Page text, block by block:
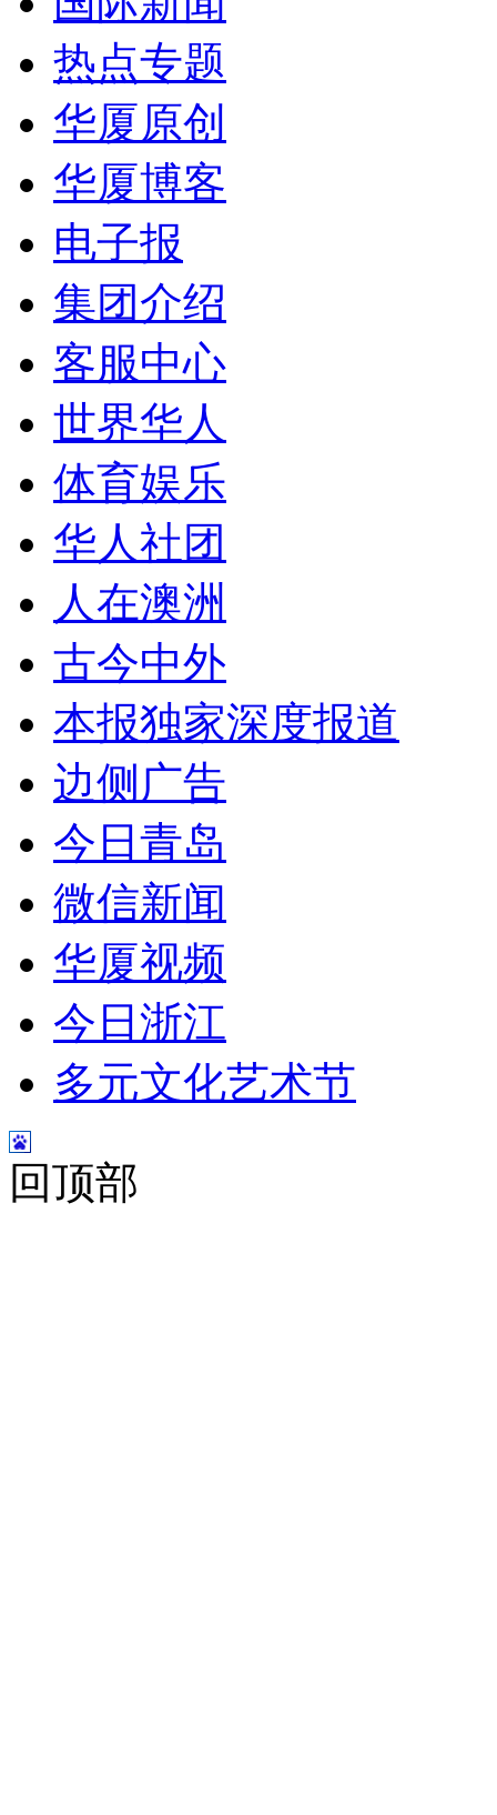
热点专题
华厦原创
华厦博客
电子报
集团介绍
客服中心
世界华人
体育娱乐
华人社团
人在澳洲
古今中外
本报独家深度报道
边侧广告
今日青岛
微信新闻
华厦视频
今日浙江
多元文化艺术节
回顶部